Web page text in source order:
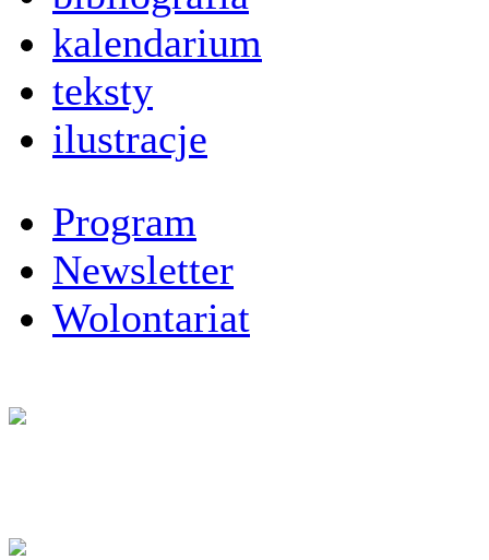
kalendarium
teksty
ilustracje
Program
Newsletter
Wolontariat